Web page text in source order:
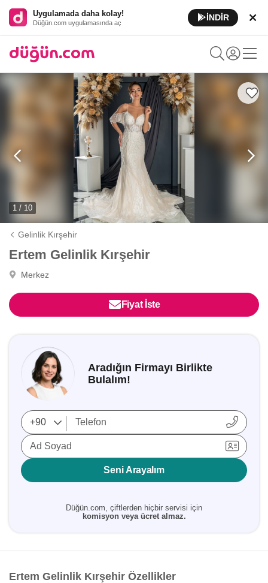
Uygulamada daha kolay!
Düğün.com uygulamasında aç
İNDİR
1 / 10
Gelinlik Kırşehir
Ertem Gelinlik Kırşehir
Merkez
Fiyat İste
Aradığın Firmayı Birlikte
Bulalım!
Ad Soyad
Seni Arayalım
Düğün.com, çiftlerden hiçbir servisi için
komisyon veya ücret almaz.
Ertem Gelinlik Kırşehir Özellikler